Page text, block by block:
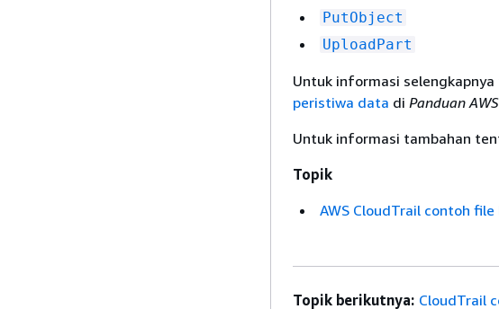
PutObject
UploadPart
Untuk informasi
peristiwa data di Panduan
Untuk informasi tambahan
Topik
AWS CloudTrail contoh
Topik berikutnya: CloudTrail